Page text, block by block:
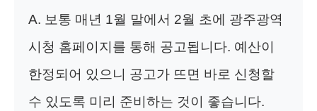
A. 보통 매년 1월 말에서 2월 초에 광주광역
시청 홈페이지를 통해 공고됩니다. 예산이
한정되어 있으니 공고가 뜨면 바로 신청할
수 있도록 미리 준비하는 것이 좋습니다.